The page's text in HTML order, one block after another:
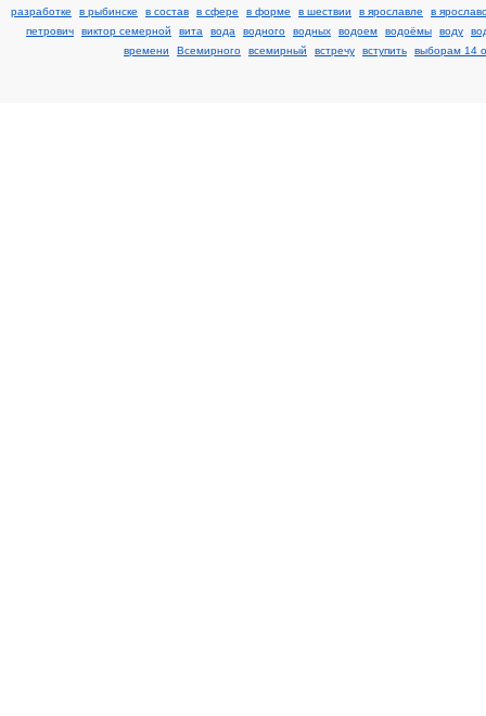
разработке
в рыбинске в состав в сфере в форме в шествии в ярославле
в
петрович
виктор семерной вита вода водного водных водоем водоёмы воду
времени
Всемирного всемирный встречу вступить выборам 14